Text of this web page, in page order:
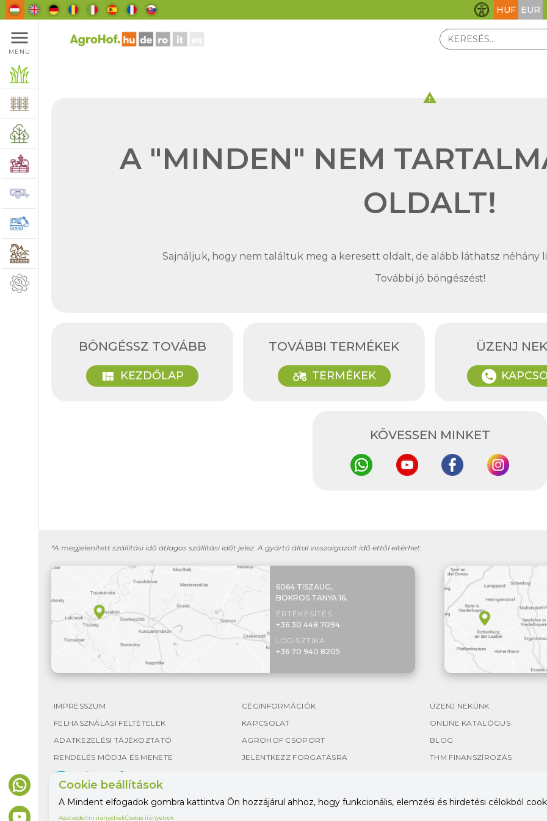
HUF EUR
menu
MENU
warning
A "MINDEN" NEM
OLDALT!
Sajnáljuk, hogy nem találtuk meg a keresett oldalt, de alább láthatsz néhány
További jó böngészést!
BÖNGÉSSZ TOVÁBB
view_quilt KEZDŐLAP
TOVÁBBI TERMÉKEK
agriculture TERMÉKEK
ÜZENJ
phone
KÖVESSEN MINKET
*A megjelenített szállítási idő átlagos szállítási időt jelez. A gyártó által visszaigazolt idő ettől eltérhet.
6064 TISZAUG,
BOKROS TANYA 16.
ÉRTÉKESÍTÉS
+36 30 448 7094
LOGISZTIKA
+36 70 940 8205
IMPRESSZUM CÉGINFORMÁCIÓK ÜZENJ NEKÜNK
FELHASZNÁLÁSI FELTÉTELEK
KAPCSOLAT ONLINE KATALÓGUS
ADATKEZELÉSI TÁJÉKOZTATÓ
AGROHOF CSOPORT BLOG
RENDELÉS MÓDJA ÉS MENETE
JELENTKEZZ FORGATÁSRA THM FINANSZÍROZÁS
Cookie beállítások
A Mindent elfogadok gombra kattintva Ön hozzájárul ahhoz, hogy funkcionális, elemzési és hirdetési célokból
Adatvédelmi irányelvekCookie irányelvek